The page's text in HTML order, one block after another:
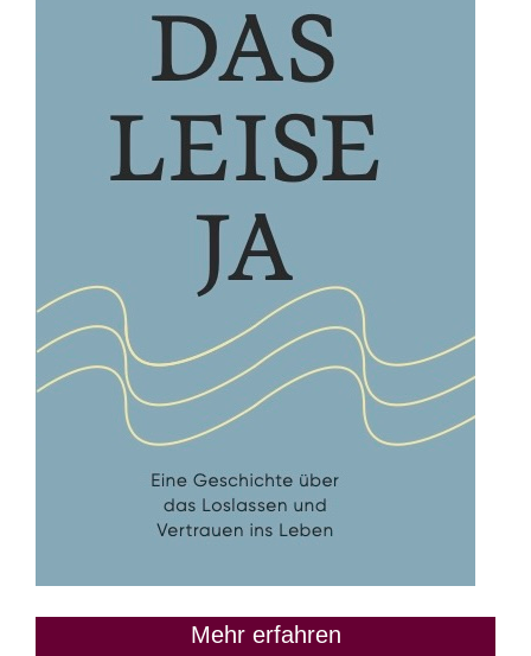
Mehr erfahren